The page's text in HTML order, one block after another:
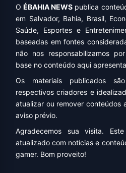
OÉBAHIA NEWS publica
em Salvador, Bahia, Brasil,
Saúde, Esportes e
baseadas em fontes
não nos responsabilizamos
base no conteúdo aqui
Os materiais publicados
respectivos criadores e
atualizar ou remover conteúdos
aviso prévio.
Agradecemos sua visita.
atualizado com notícias e
gamer. Bom proveito!